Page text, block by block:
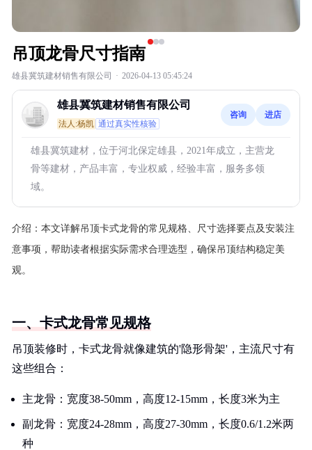
吊顶龙骨尺寸指南
雄县冀筑建材销售有限公司 · 2026-04-13 05:45:24
雄县冀筑建材销售有限公司
法人:杨凯 通过真实性核验
咨询 进店
雄县冀筑建材，位于河北保定雄县，2021年成立，主营龙
骨等建材，产品丰富，专业权威，经验丰富，服务多领
域。
介绍： 本文详解吊顶卡式龙骨的常见规格、尺寸选择要点及安装注
意事项，帮助读者根据实际需求合理选型，确保吊顶结构稳定美
观。
一、卡式龙骨常见规格
吊顶装修时，卡式龙骨就像建筑的'隐形骨架'，主流尺寸有
这些组合：
主龙骨：宽度38-50mm，高度12-15mm，长度3米为主
副龙骨：宽度24-28mm，高度27-30mm，长度0.6/1.2米两
种